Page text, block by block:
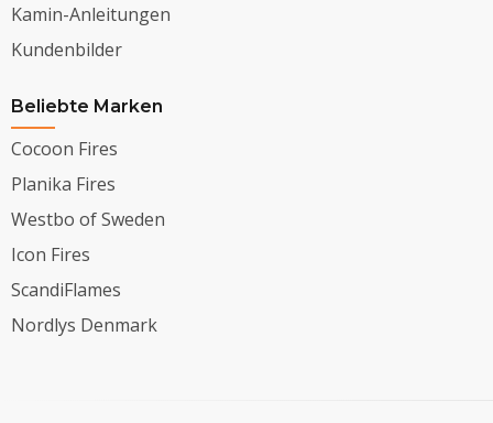
Kamin-Anleitungen
Kundenbilder
Beliebte Marken
Cocoon Fires
Planika Fires
Westbo of Sweden
Icon Fires
ScandiFlames
Nordlys Denmark